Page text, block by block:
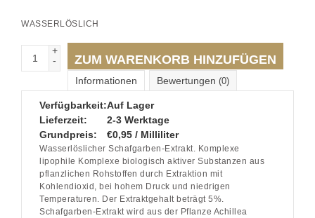
WASSERLÖSLICH
+
-
ZUM WARENKORB HINZUFÜGEN
Informationen Bewertungen (0)
Verfügbarkeit:Auf Lager
Lieferzeit:
2-3 Werktage
Grundpreis:
€0,95 / Milliliter
Wasserlöslicher Schafgarben-Extrakt. Komplexe
lipophile Komplexe biologisch aktiver Substanzen aus
pflanzlichen Rohstoffen durch Extraktion mit
Kohlendioxid, bei hohem Druck und niedrigen
Temperaturen. Der Extraktgehalt beträgt 5%.
Schafgarben-Extrakt wird aus der Pflanze Achillea